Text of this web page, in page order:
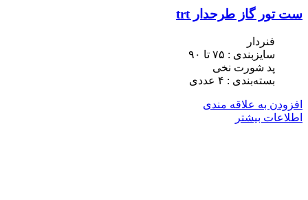
ست تور گاز طرحدار trt
فنردار
سایزبندی : ٧۵ تا ٩٠
پد شورت نخی
بسته‌بندی : ۴ عددی
افزودن به علاقه مندی
اطلاعات بیشتر